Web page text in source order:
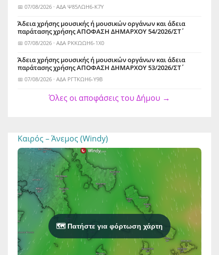
📅 07/08/2026 · ΑΔΑ Ψ85ΛΩΗ6-Κ7Υ
Άδεια χρήσης μουσικής ή μουσικών οργάνων και άδεια
παράτασης χρήσης ΑΠΟΦΑΣΗ ΔΗΜΑΡΧΟΥ 54/2026/ΣΤ΄
📅 07/08/2026 · ΑΔΑ ΡΚΚΩΩΗ6-1Χ0
Άδεια χρήσης μουσικής ή μουσικών οργάνων και άδεια
παράτασης χρήσης ΑΠΟΦΑΣΗ ΔΗΜΑΡΧΟΥ 53/2026/ΣΤ΄
📅 07/08/2026 · ΑΔΑ ΡΓΤΚΩΗ6-Υ9Β
Όλες οι αποφάσεις του Δήμου →
Καιρός – Άνεμος (Windy)
🗺️ Πατήστε για φόρτωση χάρτη